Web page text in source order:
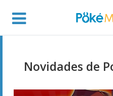
Novidades de